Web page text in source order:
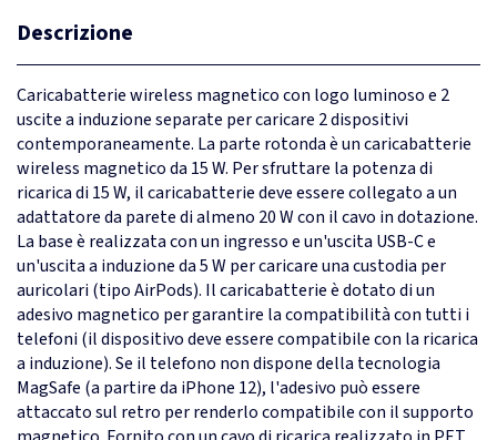
Descrizione
Caricabatterie wireless magnetico con logo luminoso e 2
uscite a induzione separate per caricare 2 dispositivi
contemporaneamente. La parte rotonda è un caricabatterie
wireless magnetico da 15 W. Per sfruttare la potenza di
ricarica di 15 W, il caricabatterie deve essere collegato a un
adattatore da parete di almeno 20 W con il cavo in dotazione.
La base è realizzata con un ingresso e un'uscita USB-C e
un'uscita a induzione da 5 W per caricare una custodia per
auricolari (tipo AirPods). Il caricabatterie è dotato di un
adesivo magnetico per garantire la compatibilità con tutti i
telefoni (il dispositivo deve essere compatibile con la ricarica
a induzione). Se il telefono non dispone della tecnologia
MagSafe (a partire da iPhone 12), l'adesivo può essere
attaccato sul retro per renderlo compatibile con il supporto